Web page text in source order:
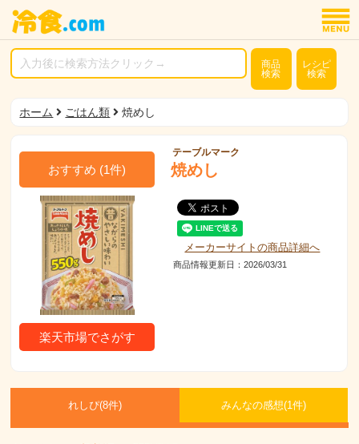
商品
検索
レシピ
検索
ホーム ごはん類 焼めし
おすすめ (1件)
楽天市場でさがす
テーブルマーク
焼めし
メーカーサイトの商品詳細へ
商品情報更新日：2026/03/31
れしぴ(8件) みんなの感想(1件)